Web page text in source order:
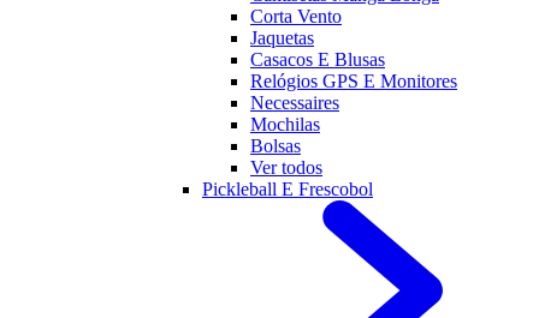
Corta Vento
Jaquetas
Casacos E Blusas
Relógios GPS E Monitores
Necessaires
Mochilas
Bolsas
Ver todos
Pickleball E Frescobol